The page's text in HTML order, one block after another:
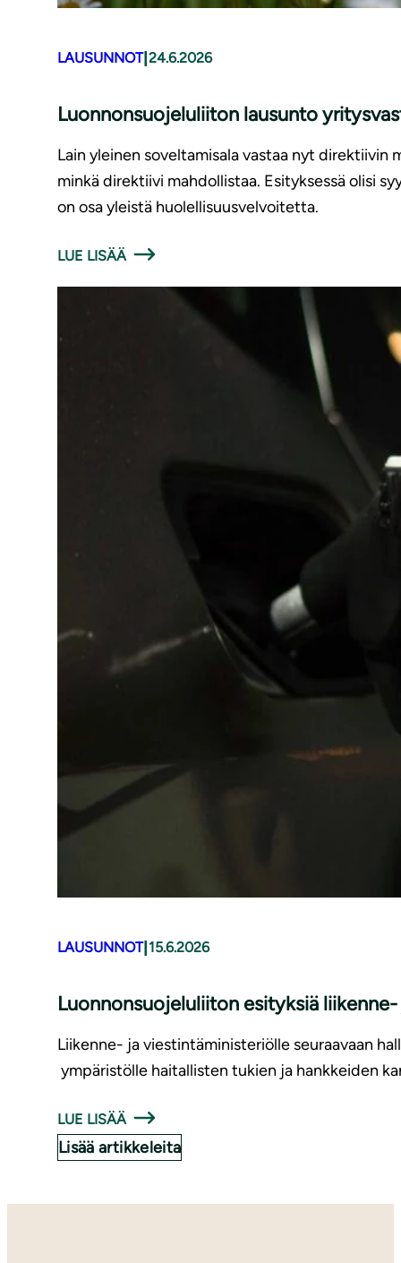
LAUSUNNOT| 24.6.2026
Luonnonsuojeluliiton lausunto
Lain yleinen soveltamisala vastaa nyt direktiivin
minkä direktiivi mahdollistaa. Esityksessä olisi
on osa yleistä huolellisuusvelvoitetta.
LUE LISÄÄ
LAUSUNNOT| 15.6.2026
Luonnonsuojeluliiton esityksiä
Liikenne- ja viestintäministeriölle seuraavaan
ympäristölle haitallisten tukien ja hankkeiden
LUE LISÄÄ
Lisää artikkeleita